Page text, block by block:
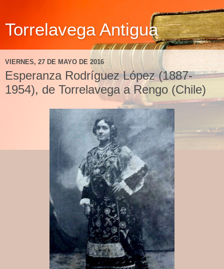
Torrelavega Antigua
VIERNES, 27 DE MAYO DE 2016
Esperanza Rodríguez López (1887-
1954), de Torrelavega a Rengo (Chile)